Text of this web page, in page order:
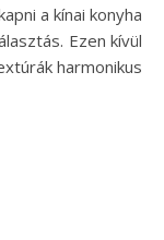
a kínai konyha
Ezen kívül
harmonikus